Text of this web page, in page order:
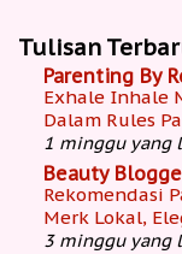
Tulisan
Parenting By
Exhale Inhale
Dalam Rules
1 minggu yang
Beauty
Rekomendasi
Merk Lokal,
3 minggu yang